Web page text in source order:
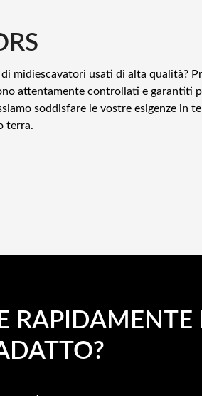
midiescavatori usati di alta qualità?
attentamente controllati e garantiti
soddisfare le vostre esigenze
terra.
RAPIDAMENTE